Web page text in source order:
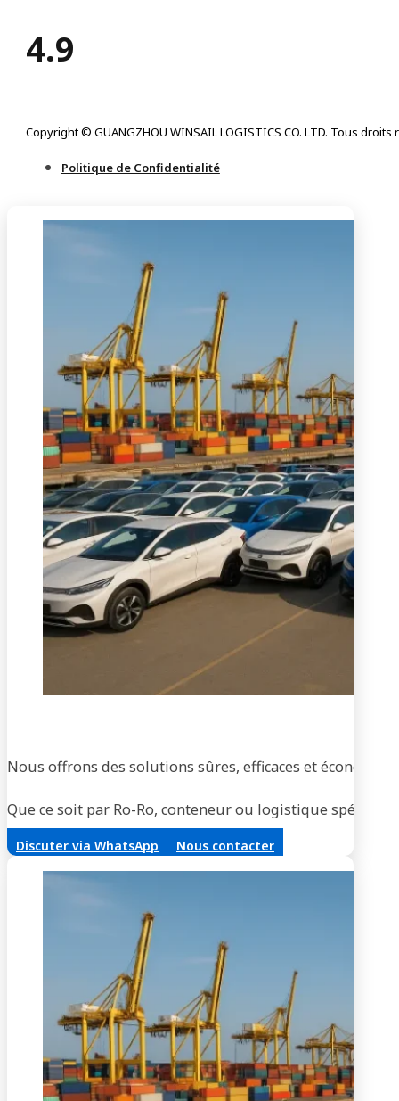
4.9
Copyright © GUANGZHOU WINSAIL LOGISTICS CO. LTD. Tous droits
Politique de Confidentialité
Nous offrons des solutions sûres, efficaces et
Que ce soit par Ro-Ro, conteneur ou logistique
Discuter via WhatsApp Nous contacter